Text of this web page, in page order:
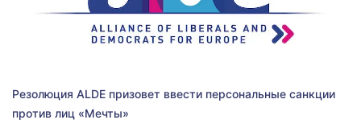
Резолюция ALDE призовет ввести персональные санкции
против лиц «Мечты»